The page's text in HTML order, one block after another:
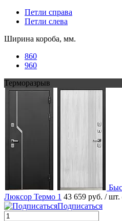
Петли справа
Петли слева
Ширина короба, мм.
860
960
Терморазрыв
Люксор Термо 1 43 659 руб. / шт.
Подписаться